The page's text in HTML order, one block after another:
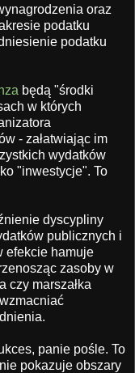
oraz
podatku
podatku
będą "środki
w których
- załatwiając im
wydatków
"inwestycje". To
dyscypliny
publicznych i
efekcie hamuje
zasoby w
czy marszałka
panie pośle. To
pokazuje obszary